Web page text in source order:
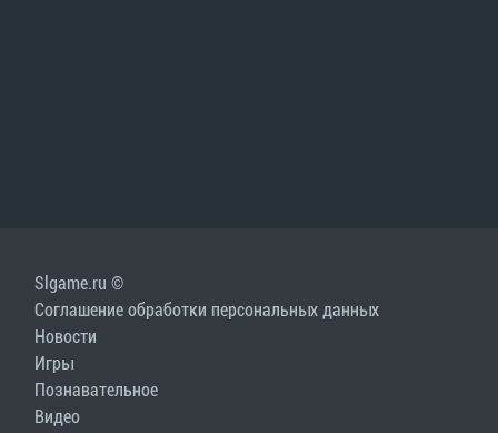
Slgame.ru ©
Соглашение обработки персональных данных
Новости
Игры
Познавательное
Видео